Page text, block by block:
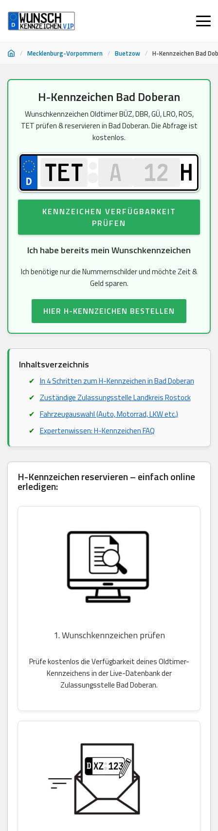
/ Mecklenburg-Vorpommern / Buetzow / H-Kennzeichen Bad
springen
H-Kennzeichen Bad Doberan
Wunschkennzeichen Oldtimer BÜZ, DBR, GÜ, LRO, ROS,
TET prüfen & reservieren in Bad Doberan. Die Abfrage ist
kostenlos.
H
KENNZEICHEN VERFÜGBARKEIT
PRÜFEN
Ich habe bereits mein Wunschkennzeichen
Ich benötige nur die Nummernschilder und möchte Zeit &
Geld sparen.
HIER H-KENNZEICHEN BESTELLEN
Inhaltsverzeichnis
In 4 Schritten zum H-Kennzeichen in Bad Doberan
Zuständige Zulassungsstelle Landkreis Rostock
Fahrzeugauswahl (Auto, Motorrad, LKW etc.)
Expertenwissen: H-Kennzeichen FAQ
H-Kennzeichen reservieren – einfach online
erledigen:
1. Wunschkennzeichen prüfen
Prüfe kostenlos die Verfügbarkeit deines Oldtimer-
Kennzeichens in der Live-Datenbank der
Zulassungsstelle Bad Doberan.